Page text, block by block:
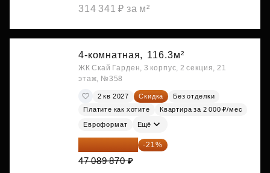
314 341 ₽ за м²
4-комнатная, 116.3м²
ЖК Скай Гарден, 3 корпус, 2 секция, 21
этаж, №358
2 кв 2027 Скидка
Без отделки
Платите как хотите
Квартира за 2 000 ₽/мес
Евроформат Ещё
37 200 997 ₽ -21%
47 089 870 ₽